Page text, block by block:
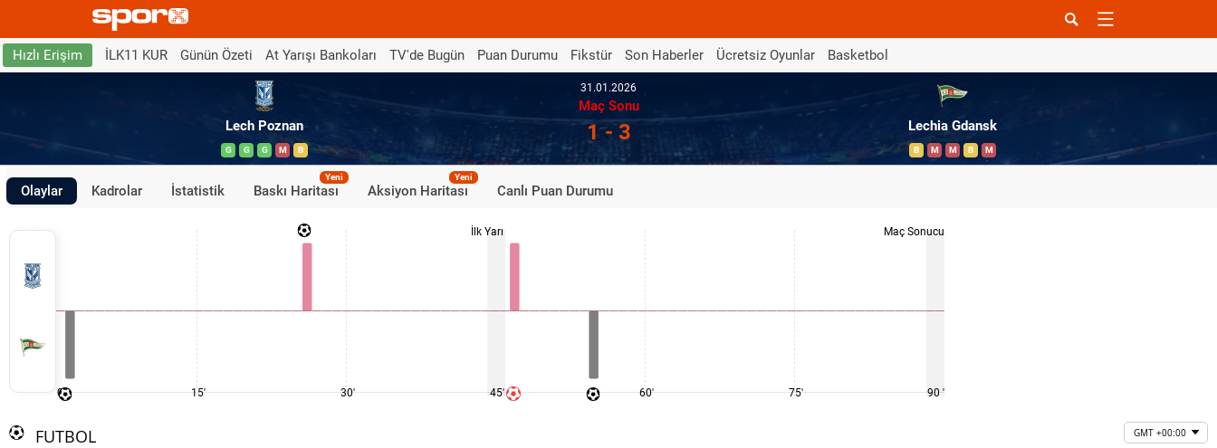
Hızlı Erişim İLK11 KUR Günün Özeti At Yarışı Bankoları TV'de Bugün Puan Durumu Fikstür Son Haberler Ücretsiz Oyunlar Basketbol
Lech Poznan
G G G M B
31.01.2026
Maç Sonu
1 - 3 Lechia Gdansk
B M M B M
Olaylar Kadrolar İstatistik Baskı Haritası
Yeni
Aksiyon Haritası
Yeni
Canlı Puan Durumu
0' 15' 30'
İlk Yarı
45' 60' 75'
Maç Sonucu
90 '
FUTBOL GMT +00:00